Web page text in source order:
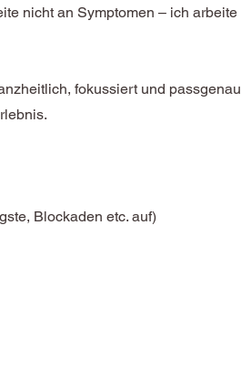
nicht an Symptomen – ich arbeite
fokussiert und passgenau
Blockaden etc. auf)